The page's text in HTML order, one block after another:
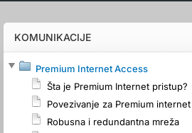
KOMUNIKACIJE
Premium Internet Access
Šta je Premium Internet pristup?
Povezivanje za Premium
Robusna i redundantna mreža